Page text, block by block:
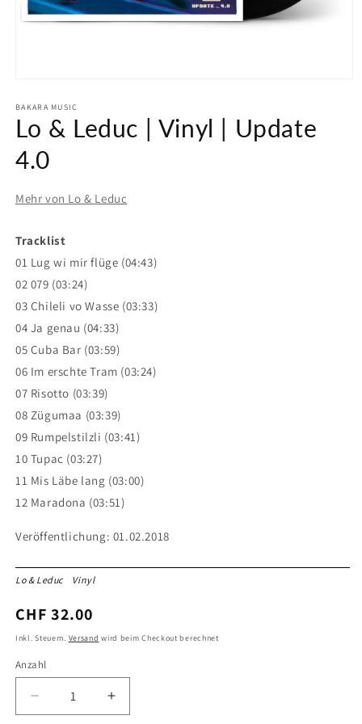
in
Modal
öffnen
BAKARA MUSIC
Lo & Leduc | Vinyl | Update
4.0
Mehr von Lo & Leduc
Tracklist
01 Lug wi mir flüge (04:43)
02 079 (03:24)
03 Chileli vo Wasse (03:33)
04 Ja genau (04:33)
05 Cuba Bar (03:59)
06 Im erschte Tram (03:24)
07 Risotto (03:39)
08 Zügumaa (03:39)
09 Rumpelstilzli (03:41)
10 Tupac (03:27)
11 Mis Läbe lang (03:00)
12 Maradona (03:51)
Veröffentlichung: 01.02.2018
Lo & Leduc Vinyl
Normaler
Preis
CHF 32.00
Inkl. Steuern. Versand wird beim Checkout berechnet
Anzahl
Anzahl
Verringere
die
Erhöhe
die